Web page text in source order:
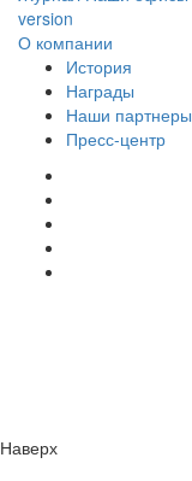
version
О компании
История
Награды
Наши партнеры
Пресс-центр
Наверх